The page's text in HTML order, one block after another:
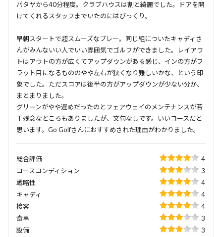
パタヤから40分程度。クラブハウスは割と綺麗でした。ドアを開
けてくれるスタッフまでいたのにはびっくり。
早朝スタートで超スムーズなプレー。同じ組についたキャディさ
んがみんないい人でいい雰囲気でゴルフができました。レイアウ
トはアウトの方が広くてアップダウンがある感じ、インの方がフ
ラット目になるもののやや左右が狭くなり難しいかな、という印
象でした。ただスコアは後半の方がアップダウンが少ない分か、
まとまりました。
グリーンがやや遅めだったのとフェアウェイのメンテナンスが若
干残念なところもありましたが、文句なしです。いいコースだと
思います。Go Golfさんにおすすめされた理由がわかりました。
総合評価
4
コースコンディション
3
戦略性
4
キャディ
4
接客
4
食事
3
設備
3